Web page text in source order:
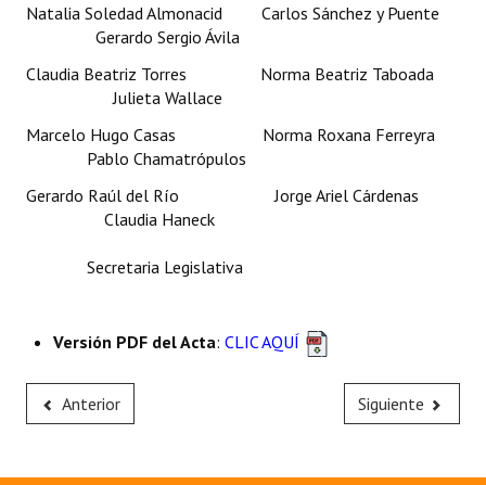
Natalia Soledad Almonacid Carlos Sánchez y Puente
Gerardo Sergio Ávila
Claudia Beatriz Torres Norma Beatriz Taboada
Julieta Wallace
Marcelo Hugo Casas Norma Roxana Ferreyra
Pablo Chamatrópulos
Gerardo Raúl del Río Jorge Ariel Cárdenas
Claudia Haneck
Secretaria Legislativa
Versión PDF del Acta: CLIC AQUÍ
Anterior Siguiente